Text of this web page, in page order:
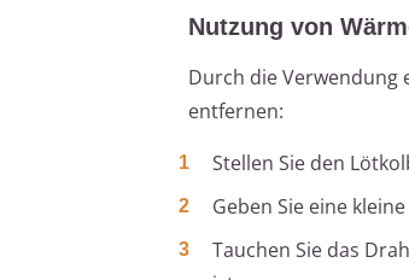
Nutzung von
Durch die Verwendung
entfernen:
Stellen Sie den
Geben Sie eine
Tauchen Sie das